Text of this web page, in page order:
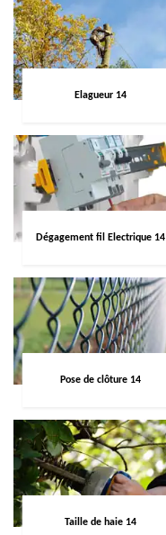
Elagueur 14
Dégagement fil Electrique 14
Pose de clôture 14
Taille de haie 14